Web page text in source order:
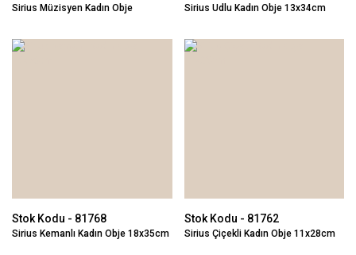
Sirius Müzisyen Kadın Obje
Sirius Udlu Kadın Obje 13x34cm
Stok Kodu - 81768
Sirius Kemanlı Kadın Obje 18x35cm
Stok Kodu - 81762
Sirius Çiçekli Kadın Obje 11x28cm